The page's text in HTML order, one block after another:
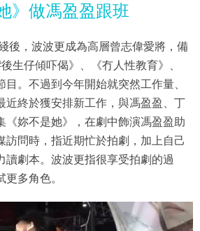
》做馮盈盈跟班
後，波波更成為高層曾志偉愛將，備
生仔傾吓偈》、《冇人性教育》、
目。不過到今年開始就突然工作量、
近終於獲安排新工作，與馮盈盈、丁
《妳不是她》，在劇中飾演馮盈盈助
訪問時，指近期忙於拍劇，加上自己
讀劇本。波波更指很享受拍劇的過
多角色。